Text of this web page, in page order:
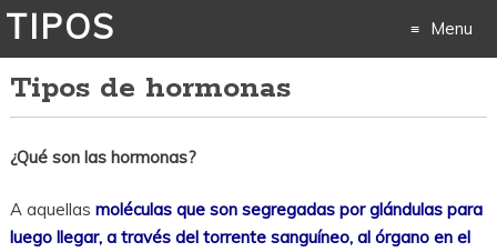
TIPOS Menu
Tipos de hormonas
¿Qué son las hormonas?
A aquellas moléculas que son segregadas por glándulas para
luego llegar, a través del torrente sanguíneo, al órgano en el